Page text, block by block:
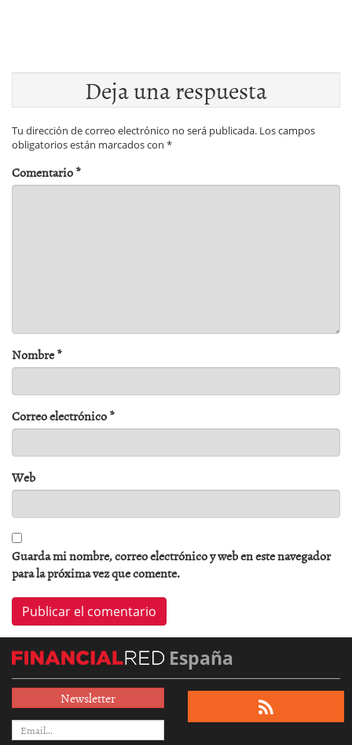
Deja una respuesta
Tu dirección de correo electrónico no será publicada. Los campos
obligatorios están marcados con *
Comentario*
Nombre*
Correo electrónico*
Web
Guarda mi nombre, correo electrónico y web en este navegador
para la próxima vez que comente.
España
Newsletter